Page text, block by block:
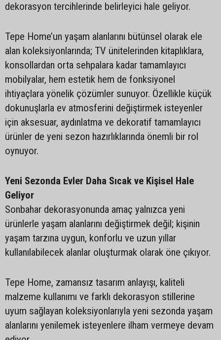
dekorasyon tercihlerinde belirleyici hale geliyor.
Tepe Home’un yaşam alanlarını bütünsel olarak ele
alan koleksiyonlarında; TV ünitelerinden kitaplıklara,
konsollardan orta sehpalara kadar tamamlayıcı
mobilyalar, hem estetik hem de fonksiyonel
ihtiyaçlara yönelik çözümler sunuyor. Özellikle küçük
dokunuşlarla ev atmosferini değiştirmek isteyenler
için aksesuar, aydınlatma ve dekoratif tamamlayıcı
ürünler de yeni sezon hazırlıklarında önemli bir rol
oynuyor.
Yeni Sezonda Evler Daha Sıcak ve Kişisel Hale
Geliyor
Sonbahar dekorasyonunda amaç yalnızca yeni
ürünlerle yaşam alanlarını değiştirmek değil; kişinin
yaşam tarzına uygun, konforlu ve uzun yıllar
kullanılabilecek alanlar oluşturmak olarak öne çıkıyor.
Tepe Home, zamansız tasarım anlayışı, kaliteli
malzeme kullanımı ve farklı dekorasyon stillerine
uyum sağlayan koleksiyonlarıyla yeni sezonda yaşam
alanlarını yenilemek isteyenlere ilham vermeye devam